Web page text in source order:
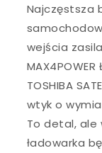
Najczęstsza
wejścia
MAX4POWER
TOSHIBA
wtyk o
To detal, ale
ładowarka